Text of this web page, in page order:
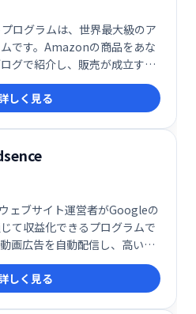
ログラムは、世界最大級のア
です。Amazonの商品をあな
グで紹介し、販売が成立する
。数百万の製品を取り扱い、
能です。手軽に始められ、多
成功を収めている実績のある
しく見る
ェブサイト運営者がGoogleの
て収益化できるプログラムで
画広告を自動配信し、高いク
を実現します。サイトのコン
化された広告表示で、効率的
す。
しく見る